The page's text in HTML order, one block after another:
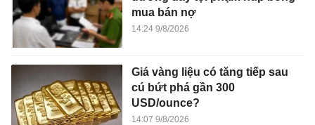
mua bán nợ
14:24 9/8/2026
Giá vàng liệu có tăng tiếp sau
cú bứt phá gần 300
USD/ounce?
14:07 9/8/2026